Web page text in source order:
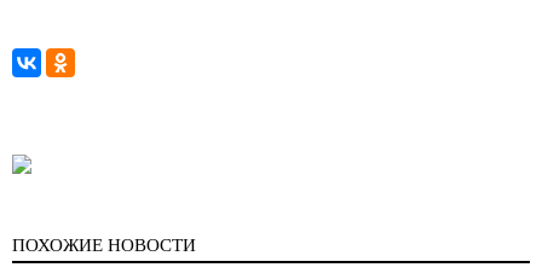
ПОХОЖИЕ НОВОСТИ